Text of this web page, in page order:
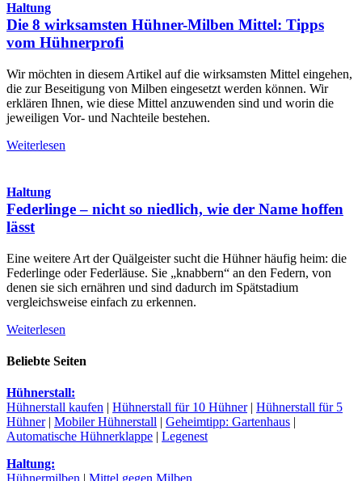
Haltung
Die 8 wirksamsten Hühner-Milben Mittel: Tipps
vom Hühnerprofi
Wir möchten in diesem Artikel auf die wirksamsten Mittel eingehen,
die zur Beseitigung von Milben eingesetzt werden können. Wir
erklären Ihnen, wie diese Mittel anzuwenden sind und worin die
jeweiligen Vor- und Nachteile bestehen.
Weiterlesen
Haltung
Federlinge – nicht so niedlich, wie der Name hoffen
lässt
Eine weitere Art der Quälgeister sucht die Hühner häufig heim: die
Federlinge oder Federläuse. Sie „knabbern“ an den Federn, von
denen sie sich ernähren und sind dadurch im Spätstadium
vergleichsweise einfach zu erkennen.
Weiterlesen
Beliebte Seiten
Hühnerstall:
Hühnerstall kaufen | Hühnerstall für 10 Hühner| Hühnerstall für 5
Hühner| Mobiler Hühnerstall | Geheimtipp: Gartenhaus |
Automatische Hühnerklappe | Legenest
Haltung:
Hühnermilben | Mittel gegen Milben